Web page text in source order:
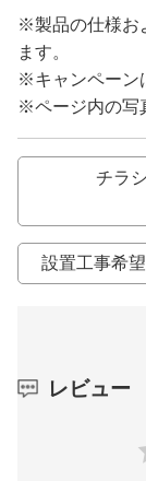
※製品の仕様お
ます。
※キャンペーン
※ページ内の写
チラ
設置工事希
レビュー